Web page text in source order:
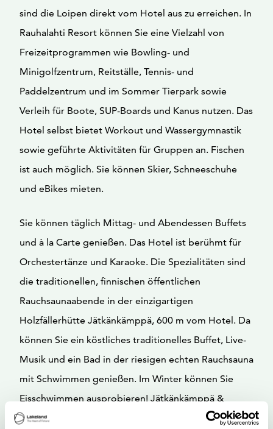
sind die Loipen direkt vom Hotel aus zu erreichen. In
Rauhalahti Resort können Sie eine Vielzahl von
Freizeitprogrammen wie Bowling- und
Minigolfzentrum, Reitställe, Tennis- und
Paddelzentrum und im Sommer Tierpark sowie
Verleih für Boote, SUP-Boards und Kanus nutzen. Das
Hotel selbst bietet Workout und Wassergymnastik
sowie geführte Aktivitäten für Gruppen an. Fischen
ist auch möglich. Sie können Skier, Schneeschuhe
und eBikes mieten.
Sie können täglich Mittag- und Abendessen Buffets
und à la Carte genießen. Das Hotel ist berühmt für
Orchestertänze und Karaoke. Die Spezialitäten sind
die traditionellen, finnischen öffentlichen
Rauchsaunaabende in der einzigartigen
Holzfällerhütte Jätkänkämppä, 600 m vom Hotel. Da
können Sie ein köstliches traditionelles Buffet, Live-
Musik und ein Bad in der riesigen echten Rauchsauna
mit Schwimmen genießen. Im Winter können Sie
Eisschwimmen ausprobieren! Jätkänkämppä &
Rauchsauna sind auch auf Anfrage für Gruppen